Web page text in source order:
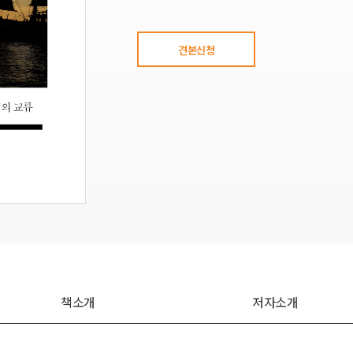
견본신청
책소개 저자소개